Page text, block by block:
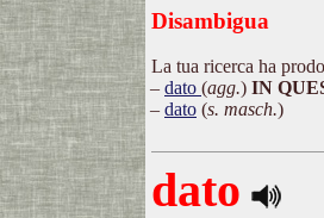
Disambigua
La tua ricerca ha
dato (agg.) IN
dato (s. masch.)
dato